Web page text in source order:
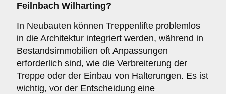
Feilnbach Wilharting?
In Neubauten können Treppenlifte problemlos
in die Architektur integriert werden, während in
Bestandsimmobilien oft Anpassungen
erforderlich sind, wie die Verbreiterung der
Treppe oder der Einbau von Halterungen. Es ist
wichtig, vor der Entscheidung eine